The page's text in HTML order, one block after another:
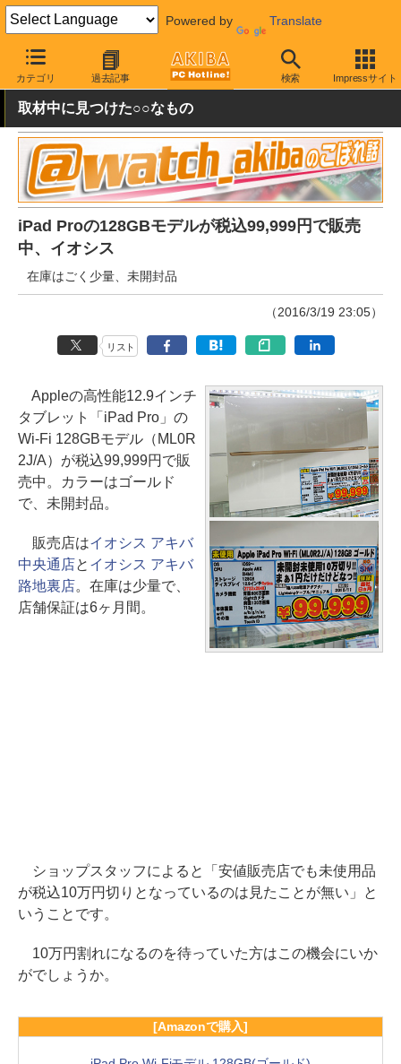
Powered by Translate
カテゴリ 過去記事 検索 Impressサイト
AKIBA PC Hotline! 秋葉原情報 価格情報 特価情報
取材中に見つけた○○なもの
iPad Proの128GBモデルが税込99,999円で販売
中、イオシス
在庫はごく少量、未開封品
（2016/3/19 23:05）
リスト
Appleの高性能12.9インチ
タブレット「iPad Pro」の
Wi-Fi 128GBモデル（ML0R
2J/A）が税込99,999円で販
売中。カラーはゴールド
で、未開封品。
販売店はイオシス アキバ
中央通店と イオシス アキバ
路地裏店。在庫は少量で、
店舗保証は6ヶ月間。
ショップスタッフによると「安値販売店でも未使用品
が税込10万円切りとなっているのは見たことが無い」と
いうことです。
10万円割れになるのを待っていた方はこの機会にいか
がでしょうか。
[Amazonで購入]